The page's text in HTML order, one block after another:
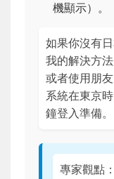
機顯示）。
如果你沒有
我的解決方
或者使用朋
系統在東京
鐘登入準備。
專家觀點